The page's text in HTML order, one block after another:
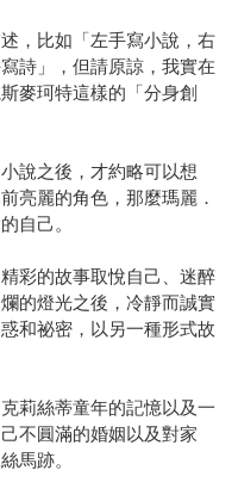
，比如「左手寫小說，右
詩」，但請原諒，我實在
麥珂特這樣的「分身創
說之後，才約略可以想
亮麗的角色，那麼瑪麗．
自己。
彩的故事取悅自己、迷醉
的燈光之後，冷靜而誠實
和祕密，以另一種形式故
莉絲蒂童年的記憶以及一
不圓滿的婚姻以及對家
馬跡。